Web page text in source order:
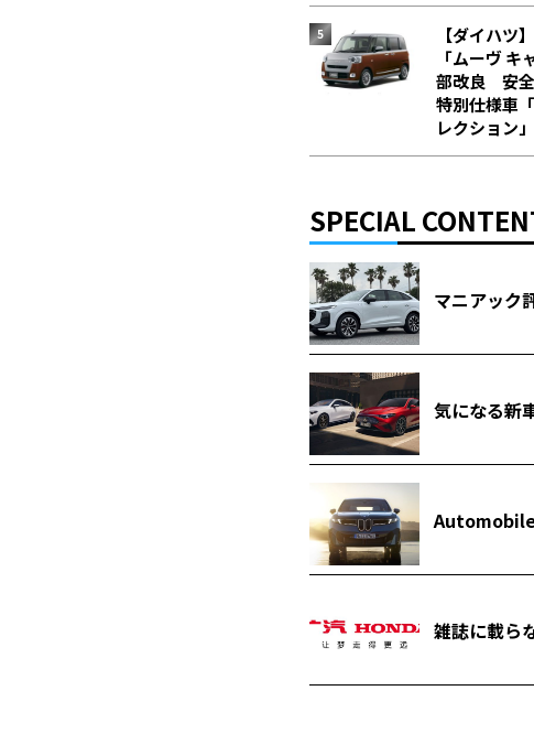
【ダイハツ
「ムーヴ キ
部改良 安
特別仕様車
レクション
SPECIAL
マニアック
気になる新
雑誌に載ら